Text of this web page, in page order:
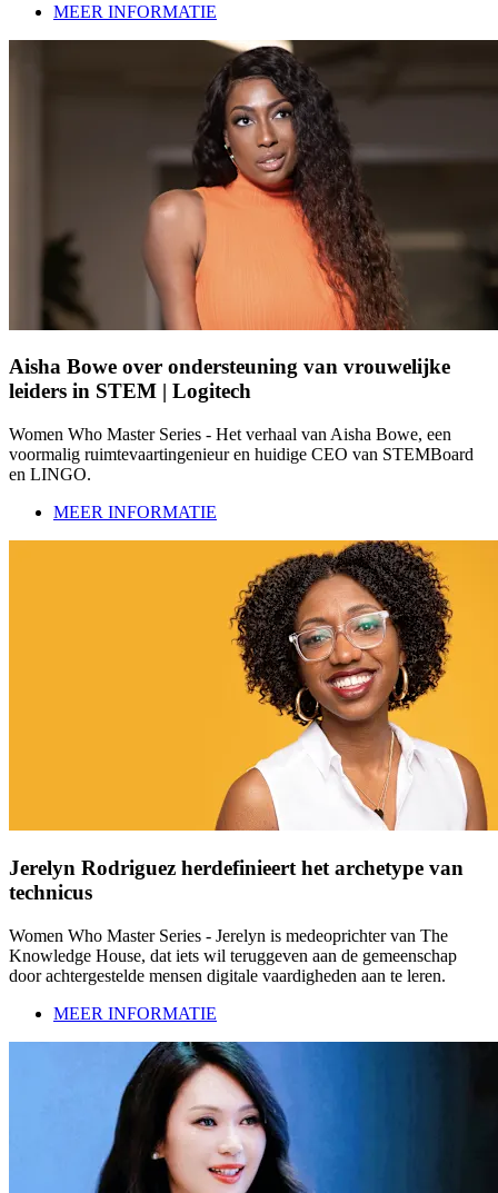
MEER INFORMATIE
Aisha Bowe over ondersteuning van vrouwelijke
leiders in STEM | Logitech
Women Who Master Series - Het verhaal van Aisha Bowe, een
voormalig ruimtevaartingenieur en huidige CEO van STEMBoard
en LINGO.
MEER INFORMATIE
Jerelyn Rodriguez herdefinieert het archetype van
technicus
Women Who Master Series - Jerelyn is medeoprichter van The
Knowledge House, dat iets wil teruggeven aan de gemeenschap
door achtergestelde mensen digitale vaardigheden aan te leren.
MEER INFORMATIE